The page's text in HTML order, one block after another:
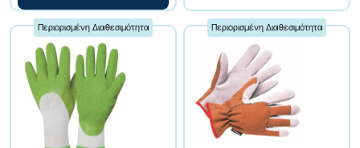
Περιορισμένη Διαθεσιμότητα Περιορισμένη Διαθεσιμότητα